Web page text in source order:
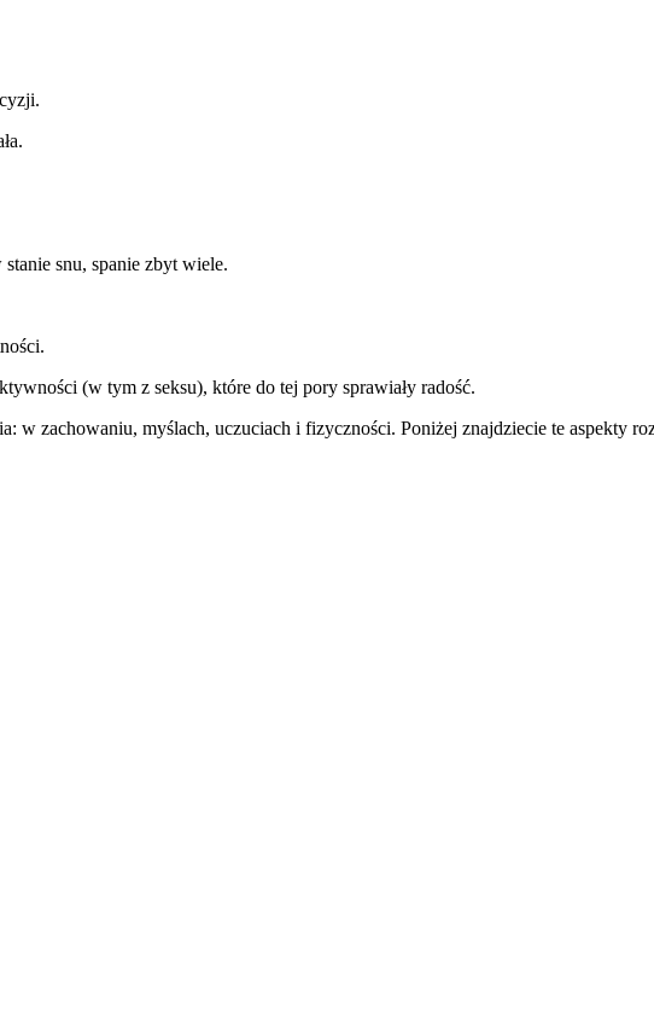
snu, spanie zbyt wiele.
(w tym z seksu), które do tej pory sprawiały radość.
w zachowaniu, myślach, uczuciach i fizyczności. Poniżej znajdziecie te aspekty